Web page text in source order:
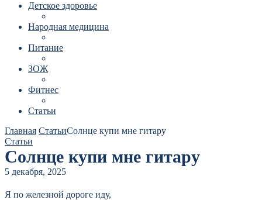
Детское здоровье
Народная медицина
Питание
ЗОЖ
Фитнес
Статьи
Главная СтатьиСолнце купи мне гитару
Статьи
Солнце купи мне гитару
5 декабря, 2025
Я по железной дороге иду,